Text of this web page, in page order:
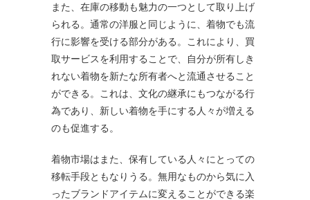
また、在庫の移動も魅力の一つとして取り上げ
られる。通常の洋服と同じように、着物でも流
行に影響を受ける部分がある。これにより、買
取サービスを利用することで、自分が所有しき
れない着物を新たな所有者へと流通させること
ができる。これは、文化の継承にもつながる行
為であり、新しい着物を手にする人々が増える
のも促進する。
着物市場はまた、保有している人々にとっての
移転手段ともなりうる。無用なものから気に入
ったブランドアイテムに変えることができる楽